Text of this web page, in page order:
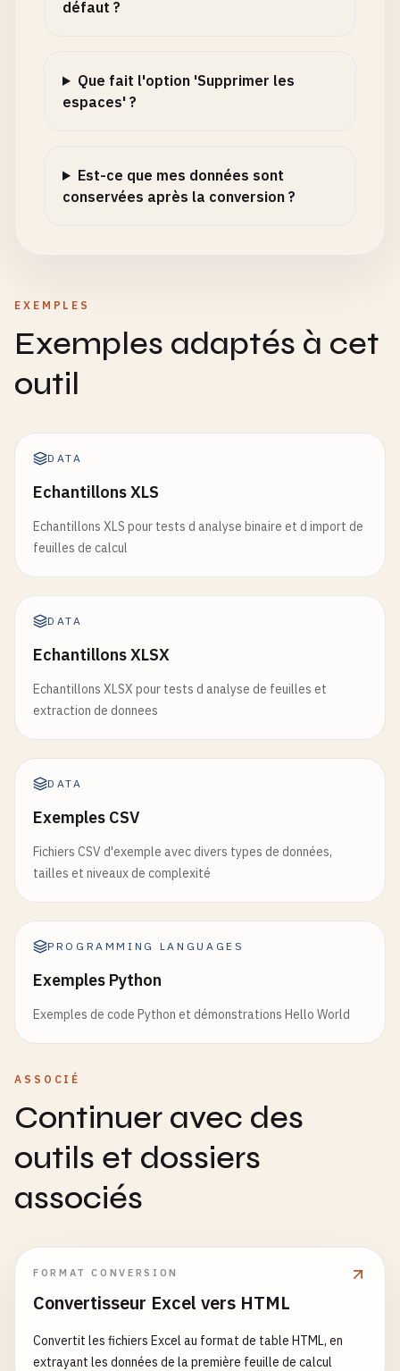
défaut ?
Que fait l'option 'Supprimer les
espaces' ?
Est-ce que mes données sont
conservées après la conversion ?
EXEMPLES
Exemples adaptés à cet
outil
DATA
Echantillons XLS
Echantillons XLS pour tests d analyse binaire et d import de
feuilles de calcul
DATA
Echantillons XLSX
Echantillons XLSX pour tests d analyse de feuilles et
extraction de donnees
DATA
Exemples CSV
Fichiers CSV d'exemple avec divers types de données,
tailles et niveaux de complexité
PROGRAMMING LANGUAGES
Exemples Python
Exemples de code Python et démonstrations Hello World
ASSOCIÉ
Continuer avec des
outils et dossiers
associés
FORMAT CONVERSION
Convertisseur Excel vers HTML
Convertit les fichiers Excel au format de table HTML, en
extrayant les données de la première feuille de calcul